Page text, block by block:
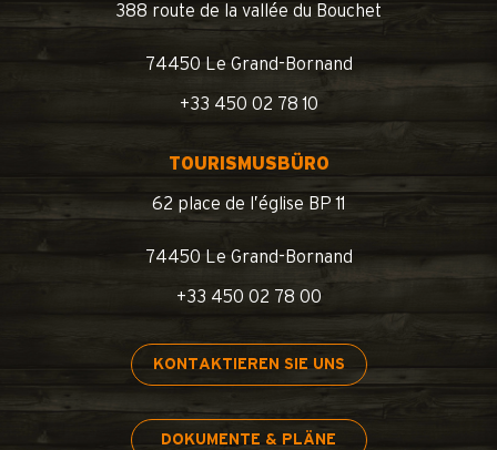
388 route de la vallée du Bouchet
74450 Le Grand-Bornand
+33 450 02 78 10
TOURISMUSBÜRO
62 place de l’église BP 11
74450 Le Grand-Bornand
+33 450 02 78 00
KONTAKTIEREN SIE UNS
DOKUMENTE & PLÄNE